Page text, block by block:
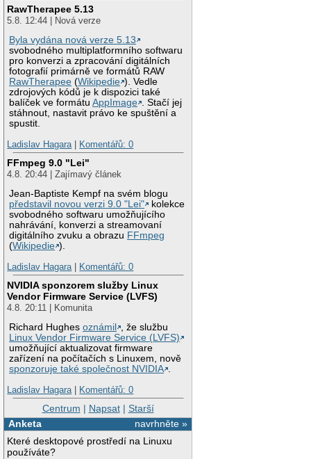
RawTherapee 5.13
5.8. 12:44 | Nová verze
Byla vydána nová verze 5.13
svobodného multiplatformního softwaru
pro konverzi a zpracování digitálních
fotografií primárně ve formátů RAW
RawTherapee (Wikipedie ). Vedle
zdrojových kódů je k dispozici také
balíček ve formátuAppImage . Stačí jej
stáhnout, nastavit právo ke spuštění a
spustit.
Ladislav Hagara| Komentářů: 0
FFmpeg 9.0 "Lei"
4.8. 20:44 | Zajímavý článek
Jean-Baptiste Kempf na svém blogu
představil novou verzi 9.0 "Lei"
kolekce
svobodného softwaru umožňujícího
nahrávání, konverzi a streamovaní
digitálního zvuku a obrazu FFmpeg
(Wikipedie ).
Ladislav Hagara| Komentářů: 0
NVIDIA sponzorem služby Linux
Vendor Firmware Service (LVFS)
4.8. 20:11 | Komunita
Richard Hughesoznámil
, že službu
Linux Vendor Firmware Service (LVFS)
umožňující aktualizovat firmware
zařízení na počítačích s Linuxem, nově
sponzoruje také společnost NVIDIA .
Ladislav Hagara| Komentářů: 0
Centrum | Napsat| Starší
navrhněte »
Anketa
Které desktopové prostředí na Linuxu
používáte?